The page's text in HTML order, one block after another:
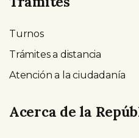
Turnos
Trámites a distancia
Atención a la ciudadanía
Acerca de la